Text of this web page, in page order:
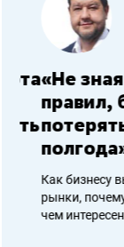
«Не зная
правил,
потерять
полгода»
Как бизнесу
рынки, почему
чем интересен